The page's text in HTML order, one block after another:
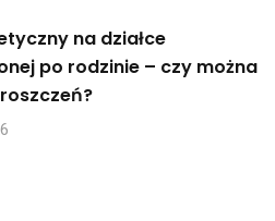
na działce
po rodzinie – czy można